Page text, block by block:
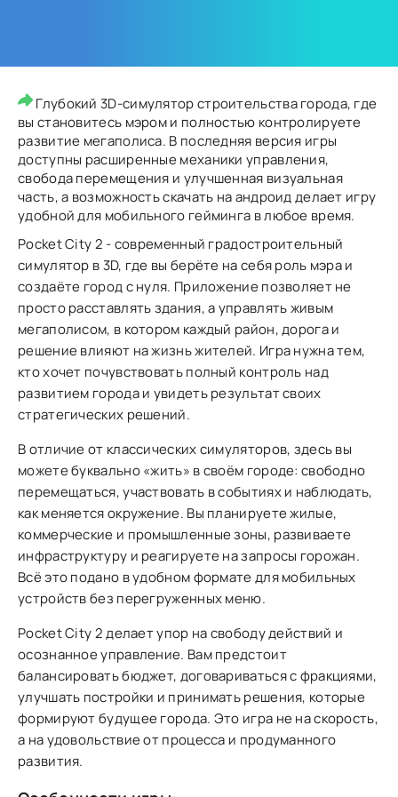
Глубокий 3D-симулятор строительства города, где
вы становитесь мэром и полностью контролируете
развитие мегаполиса. В последняя версия игры
доступны расширенные механики управления,
свобода перемещения и улучшенная визуальная
часть, а возможность скачать на андроид делает игру
удобной для мобильного гейминга в любое время.
Pocket City 2 - современный градостроительный
симулятор в 3D, где вы берёте на себя роль мэра и
создаёте город с нуля. Приложение позволяет не
просто расставлять здания, а управлять живым
мегаполисом, в котором каждый район, дорога и
решение влияют на жизнь жителей. Игра нужна тем,
кто хочет почувствовать полный контроль над
развитием города и увидеть результат своих
стратегических решений.
В отличие от классических симуляторов, здесь вы
можете буквально «жить» в своём городе: свободно
перемещаться, участвовать в событиях и наблюдать,
как меняется окружение. Вы планируете жилые,
коммерческие и промышленные зоны, развиваете
инфраструктуру и реагируете на запросы горожан.
Всё это подано в удобном формате для мобильных
устройств без перегруженных меню.
Pocket City 2 делает упор на свободу действий и
осознанное управление. Вам предстоит
балансировать бюджет, договариваться с фракциями,
улучшать постройки и принимать решения, которые
формируют будущее города. Это игра не на скорость,
а на удовольствие от процесса и продуманного
развития.